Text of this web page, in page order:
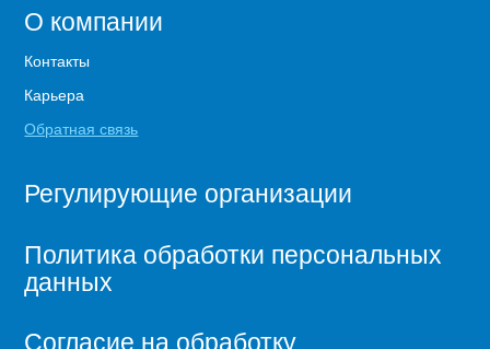
О компании
Контакты
Карьера
Обратная связь
Регулирующие организации
Политика обработки персональных
данных
Согласие на обработку